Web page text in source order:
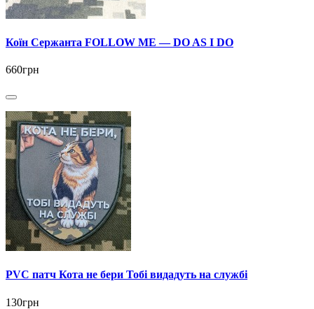
Коїн Сержанта FOLLOW ME — DO AS I DO
660грн
PVC патч Кота не бери Тобі видадуть на службі
130грн